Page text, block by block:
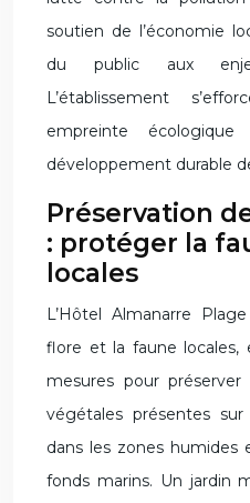
soutien de l’économie
du public aux
L’établissement
empreinte
développement durable
Préservation
: protéger la
locales
L’Hôtel Almanarre
flore et la faune
mesures pour
végétales présentes
dans les zones humides
fonds marins. Un jardin